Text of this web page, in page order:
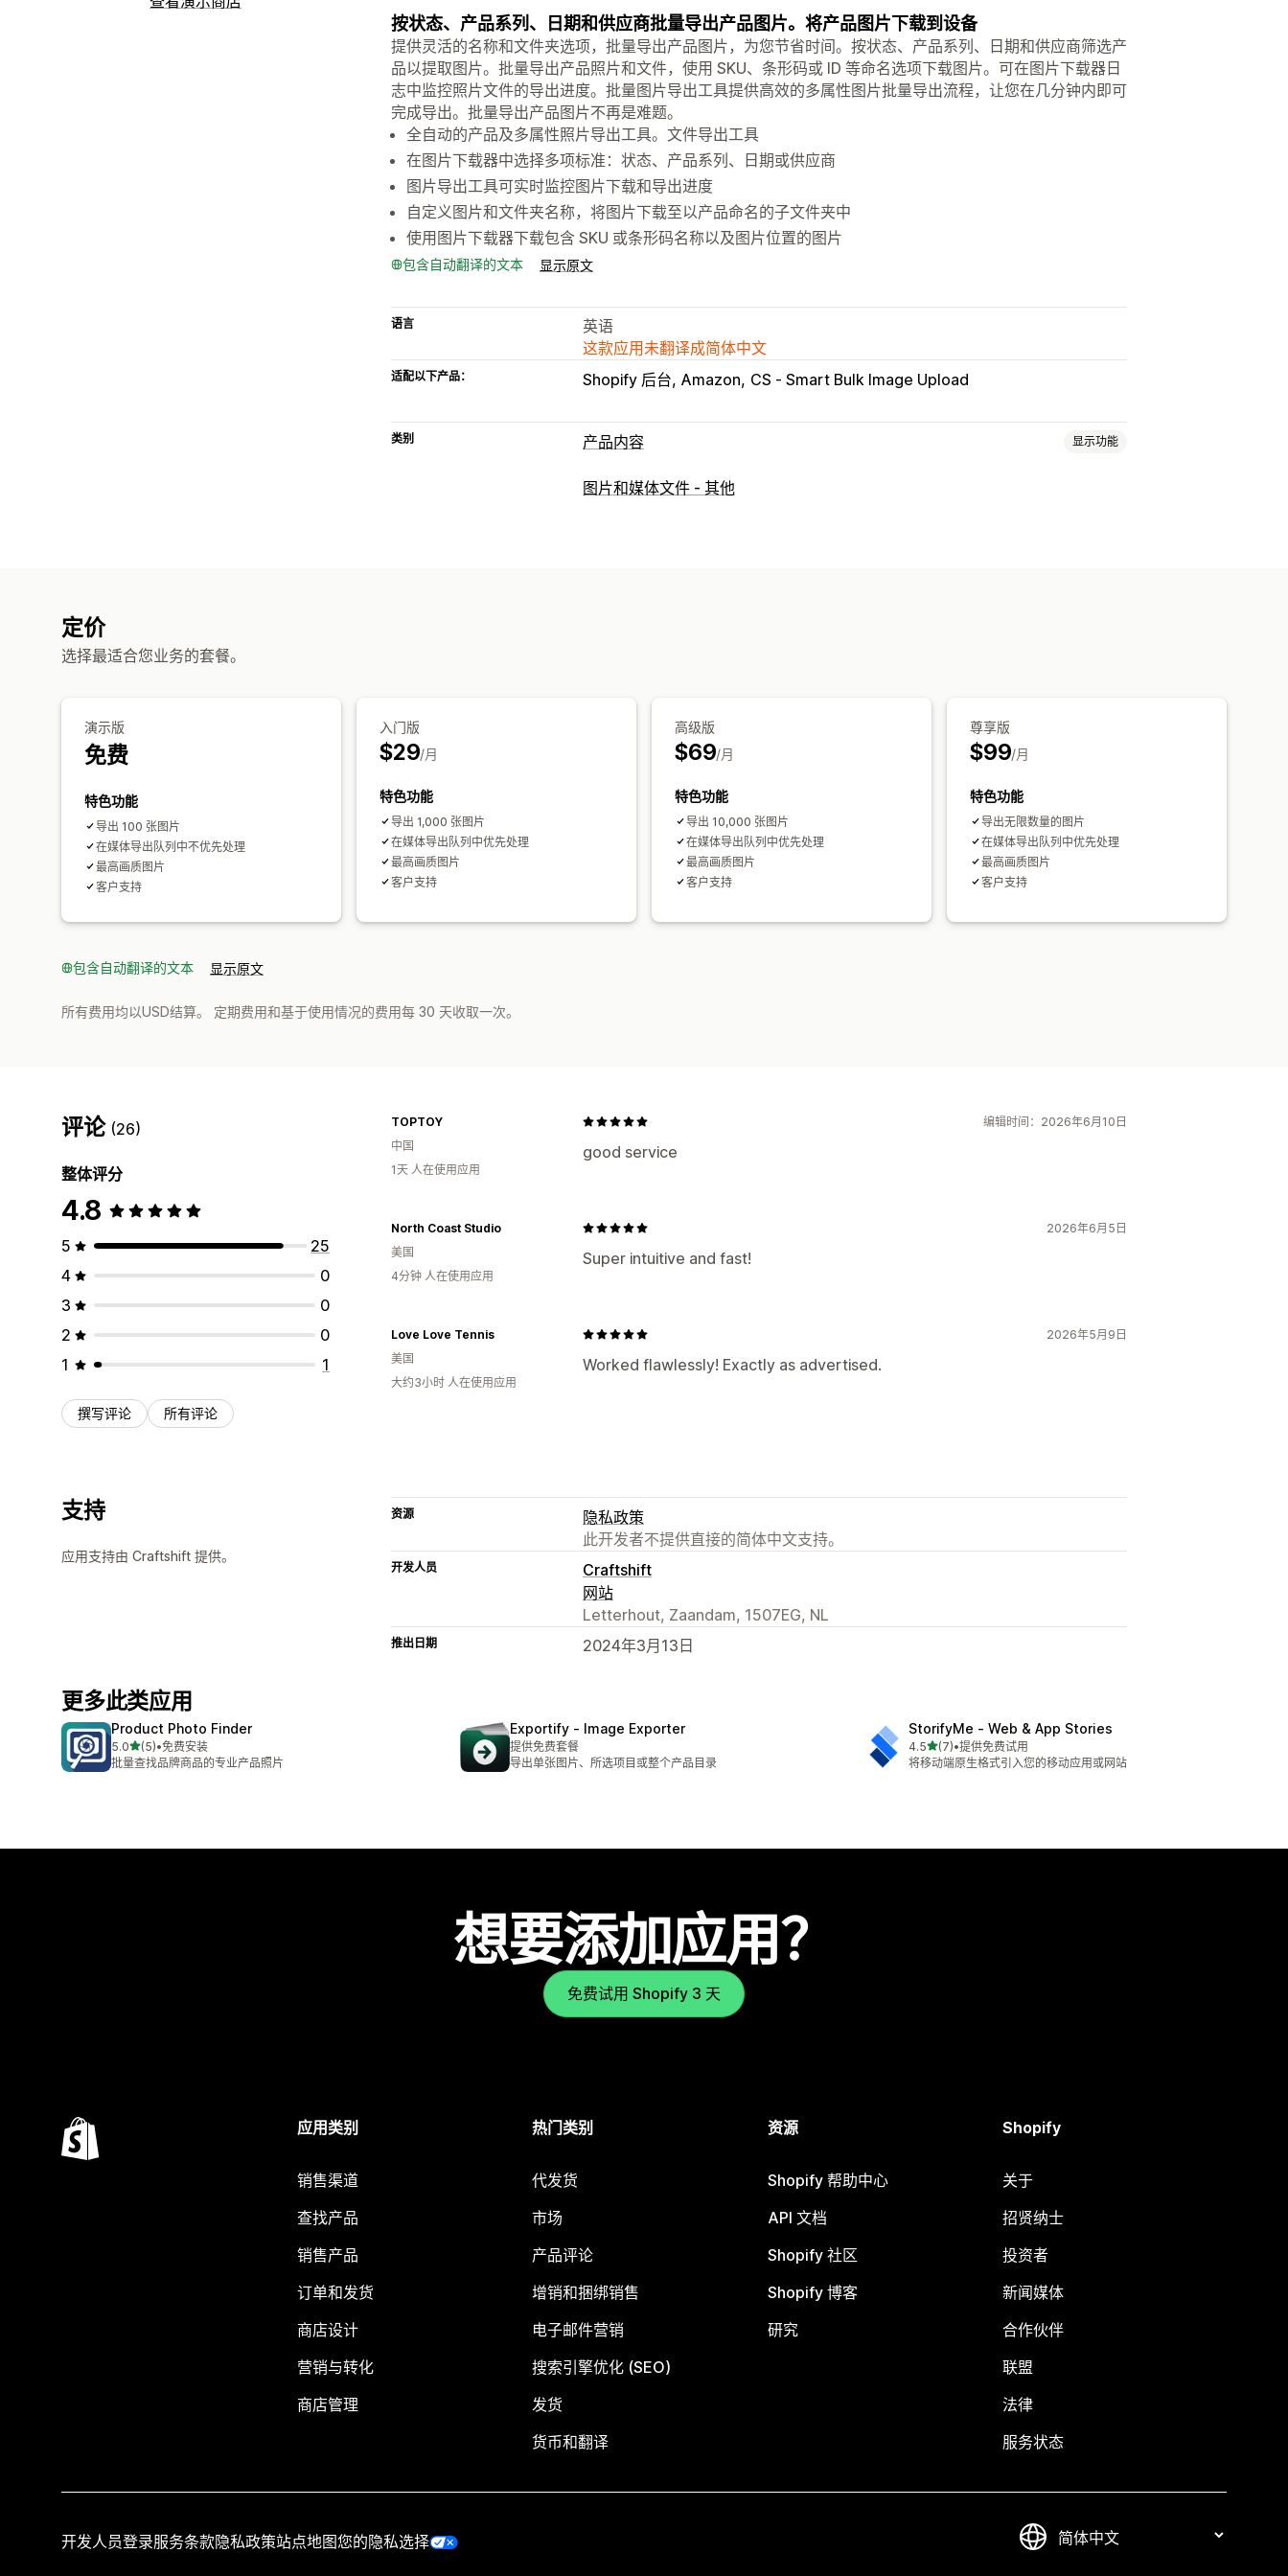
按状态、产品系列、日期和供应商批量导出产品图片。将产品图片下载到设备
提供灵活的名称和文件夹选项，批量导出产品图片，为您节省时间。按状态、产品系列、日期和供应商筛选产
品以提取图片。批量导出产品照片和文件，使用 SKU、条形码或 ID 等命名选项下载图片。可在图片下载器日
志中监控照片文件的导出进度。批量图片导出工具提供高效的多属性图片批量导出流程，让您在几分钟内即可
完成导出。批量导出产品图片不再是难题。
全自动的产品及多属性照片导出工具。文件导出工具
在图片下载器中选择多项标准：状态、产品系列、日期或供应商
图片导出工具可实时监控图片下载和导出进度
自定义图片和文件夹名称，将图片下载至以产品命名的子文件夹中
使用图片下载器下载包含 SKU 或条形码名称以及图片位置的图片
包含自动翻译的文本 显示原文
语言
英语
这款应用未翻译成简体中文
适配以下产品： Shopify 后台 Amazon CS ‑ Smart Bulk Image Upload
类别 产品内容 显示功能
内容类型
图片和媒体文件 - 其他
定价
选择最适合您业务的套餐。
演示版
免费
特色功能
导出 100 张图片
在媒体导出队列中不优先处理
最高画质图片
客户支持
入门版
$29/月
特色功能
导出 1,000 张图片
在媒体导出队列中优先处理
最高画质图片
客户支持
高级版
$69/月
特色功能
导出 10,000 张图片
在媒体导出队列中优先处理
最高画质图片
客户支持
尊享版
$99/月
特色功能
导出无限数量的图片
在媒体导出队列中优先处理
最高画质图片
客户支持
包含自动翻译的文本 显示原文
所有费用均以USD结算。 定期费用和基于使用情况的费用每 30 天收取一次。
评论 (26)
整体评分
4.8
5
25
4
0
3
0
2
0
1
1
撰写评论 所有评论
编辑时间：2026年6月10日
good service
TOPTOY
中国
1天 人在使用应用
2026年6月5日
Super intuitive and fast!
North Coast Studio
美国
4分钟 人在使用应用
2026年5月9日
Worked flawlessly! Exactly as advertised.
Love Love Tennis
美国
大约3小时 人在使用应用
支持
应用支持由 Craftshift 提供。
资源
隐私政策
此开发者不提供直接的简体中文支持。
开发人员
Craftshift
网站
Letterhout, Zaandam, 1507EG, NL
推出日期 2024年3月13日
更多此类应用
Product Photo Finder
5.0星（满分 5 星）
(5)
总共 5 条评论
•免费安装
批量查找品牌商品的专业产品照片
Exportify ‑ Image Exporter
提供免费套餐
导出单张图片、所选项目或整个产品目录
StorifyMe ‑ Web & App Stories
4.5星（满分 5 星）
(7)
总共 7 条评论
•提供免费试用
将移动端原生格式引入您的移动应用或网站
想要添加应用？
免费试用 Shopify 3 天
应用类别
销售渠道
查找产品
销售产品
订单和发货
商店设计
营销与转化
商店管理
热门类别
代发货
市场
产品评论
增销和捆绑销售
电子邮件营销
搜索引擎优化 (SEO)
发货
货币和翻译
资源
Shopify 帮助中心
API 文档
Shopify 社区
Shopify 博客
研究
Shopify
关于
招贤纳士
投资者
新闻媒体
合作伙伴
联盟
法律
服务状态
开发人员登录服务条款隐私政策站点地图您的隐私选择